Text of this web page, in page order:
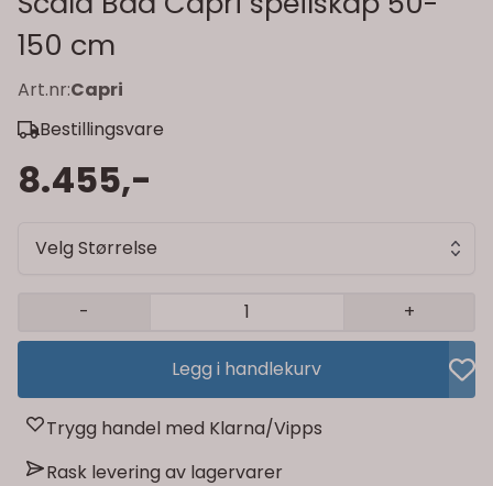
150 cm
Art.nr:Capri
Bestillingsvare
8.455,-
Velg Størrelse
- +
Legg i handlekurv
Trygg handel med Klarna/Vipps
Rask levering av lagervarer